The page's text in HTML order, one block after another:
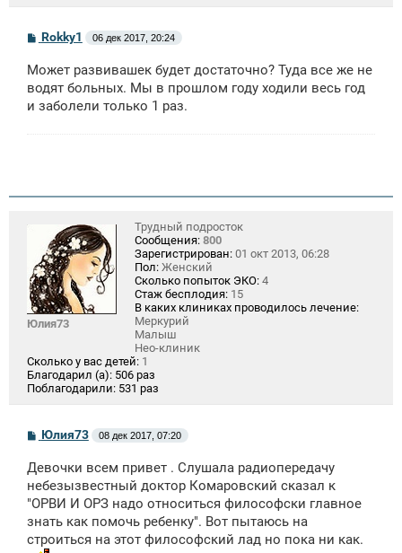
С
б
щ
е
н
Rokky1 06 дек 2017, 20:24
Может развивашек будет достаточно? Туда все же не
водят больных. Мы в прошлом году ходили весь год
и заболели только 1 раз.
Юлия73
Трудный подросток
Сообщения: 800
Зарегистрирован: 01 окт 2013, 06:28
Пол: Женский
Сколько попыток ЭКО: 4
Стаж бесплодия: 15
В каких клиниках проводилось лечение:
Меркурий
Малыш
Нео-клиник
Сколько у вас детей: 1
Благодарил (а): 506 раз
Поблагодарили: 531 раз
С
б
щ
е
н
и
Юлия73 08 дек 2017, 07:20
Девочки всем привет . Слушала радиопередачу
небезызвестный доктор Комаровский сказал к
"ОРВИ И ОРЗ надо относиться философски главное
знать как помочь ребенку". Вот пытаюсь на
строиться на этот философский лад но пока ни как.